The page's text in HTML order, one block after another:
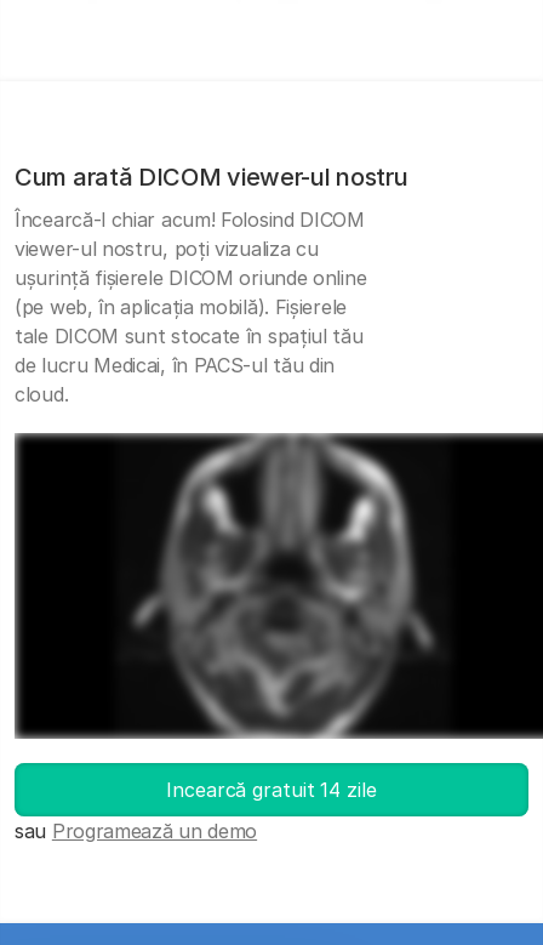
Cum arată DICOM viewer-ul nostru
Încearcă-l chiar acum! Folosind DICOM
viewer-ul nostru, poți vizualiza cu
ușurință fișierele DICOM oriunde online
(pe web, în aplicația mobilă). Fișierele
tale DICOM sunt stocate în spațiul tău
de lucru Medicai, în PACS-ul tău din
cloud.
Incearcă gratuit 14 zile
sau Programează un demo